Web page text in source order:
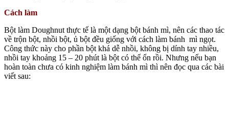
Cách làm
Bột làm Doughnut thực tế là một dạng bột bánh mì, nên các thao tác
về trộn bột, nhồi bột, ủ bột đều giống với cách làm bánh mì ngọt.
Công thức này cho phần bột khá dễ nhồi, không bị dính tay nhiều,
nhồi tay khoảng 15 – 20 phút là bột có thể ổn rồi. Nhưng nếu bạn
hoàn toàn chưa có kinh nghiệm làm bánh mì thì nên đọc qua các bài
viết sau: